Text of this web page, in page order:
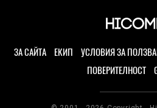
ЗА САЙТА ЕКИП УСЛОВИЯ ЗА
ПОВЕРИТЕЛНОСТ